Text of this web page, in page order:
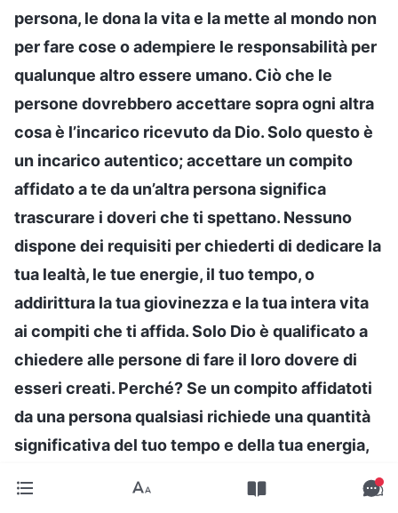
persona, le dona la vita e la mette al mondo non
per fare cose o adempiere le responsabilità per
qualunque altro essere umano. Ciò che le
persone dovrebbero accettare sopra ogni altra
cosa è l’incarico ricevuto da Dio. Solo questo è
un incarico autentico; accettare un compito
affidato a te da un’altra persona significa
trascurare i doveri che ti spettano. Nessuno
dispone dei requisiti per chiederti di dedicare la
tua lealtà, le tue energie, il tuo tempo, o
addirittura la tua giovinezza e la tua intera vita
ai compiti che ti affida. Solo Dio è qualificato a
chiedere alle persone di fare il loro dovere di
esseri creati. Perché? Se un compito affidatoti
da una persona qualsiasi richiede una quantità
significativa del tuo tempo e della tua energia,
essere creato e potrebbe persino ostacolarti